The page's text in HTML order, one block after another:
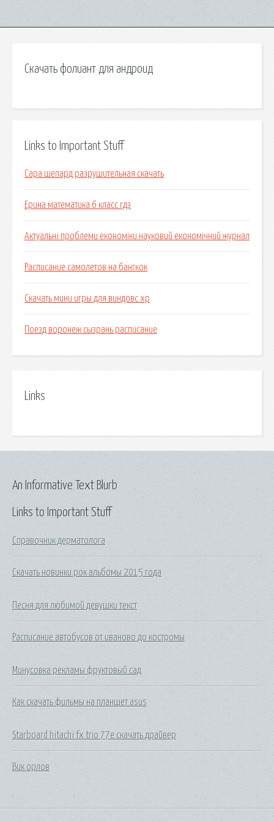
Скачать фолиант для андроид
Links to Important Stuff
Сара шепард разрушительная скачать
Ерина математика 6 класс гдз
Актуальні проблеми економіки науковий економічний журнал
Расписание самолетов на бангкок
Скачать мини игры для виндовс xp
Поезд воронеж сызрань расписание
Links
Links to Important Stuff
Справочник дерматолога
Скачать новинки рок альбомы 2015 года
Песня для любимой девушки текст
Расписание автобусов от иваново до костромы
Минусовка рекламы фруктовый сад
Как скачать фильмы на планшет asus
Starboard hitachi fx trio 77e скачать драйвер
Вик орлов
An Informative Text Blurb